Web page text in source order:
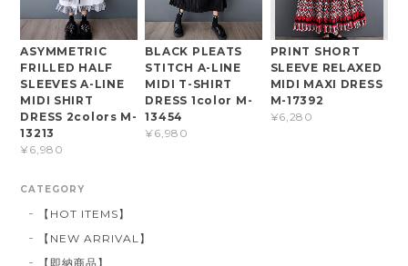
ASYMMETRIC
FRILLED HALF
SLEEVES A-LINE
MIDI SHIRT
DRESS 2colors M-
13213
¥6,980
BLACK PLEATS
STITCH A-LINE
MIDI T-SHIRT
DRESS 1color M-
13454
¥6,980
PRINT SHORT
SLEEVE RELAXED
MIDI MAXI DRESS
M-17392
¥6,280
CATEGORY
【HOT ITEMS】
【NEW ARRIVAL】
【即納商品】